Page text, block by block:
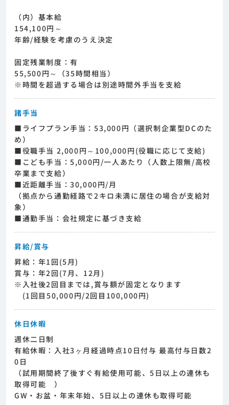
（内）基本給
154,100円～
年齢/経験を考慮のうえ決定
固定残業制度：有
55,500円～（35時間相当）
※時間を超過する場合は別途時間外手当を支給
諸手当
■ライフプラン手当：53,000円（選択制企業型DCのた
め）
■役職手当 2,000円～100,000円(役職に応じて支給)
■こども手当：5,000円/一人あたり（人数上限無/高校
卒業まで支給）
■近距離手当：30,000円/月
（拠点から通勤経路で2キロ未満に居住の場合が支給対
象）
■通勤手当：会社規定に基づき支給
昇給/賞与
昇給：年1回(5月)
賞与：年2回(7月、12月)
※入社後2回目までは,賞与額が固定となります
(1回目50,000円/2回目100,000円)
休日休暇
週休二日制
有給休暇：入社3ヶ月経過時点10日付与 最高付与日数2
0日
（試用期間終了後すぐ有給使用可能、5日以上の連休も
取得可能 ）
GW・お盆・年末年始、5日以上の連休も取得可能